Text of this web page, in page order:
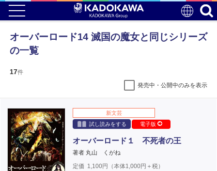
オーバーロード14 滅国の魔女と同じシリーズ
の一覧
17件
発売中・公開中のみを表示
新文芸
試し読みをする
電子版
オーバーロード１ 不死者の王
著者 丸山 くがね
定価 1,100円（本体1,000円＋税）